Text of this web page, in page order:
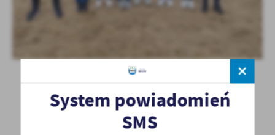
System powiadomień
SMS